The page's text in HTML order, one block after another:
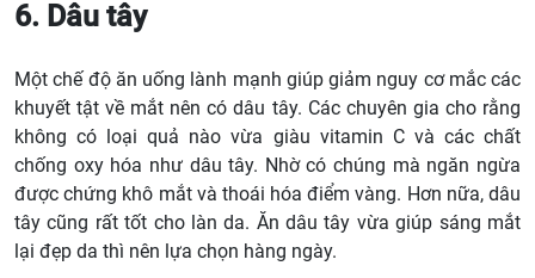
6. Dâu tây
Một chế độ ăn uống lành mạnh giúp giảm nguy cơ mắc các
khuyết tật về mắt nên có dâu tây. Các chuyên gia cho rằng
không có loại quả nào vừa giàu vitamin C và các chất
chống oxy hóa như dâu tây. Nhờ có chúng mà ngăn ngừa
được chứng khô mắt và thoái hóa điểm vàng. Hơn nữa, dâu
tây cũng rất tốt cho làn da. Ăn dâu tây vừa giúp sáng mắt
lại đẹp da thì nên lựa chọn hàng ngày.